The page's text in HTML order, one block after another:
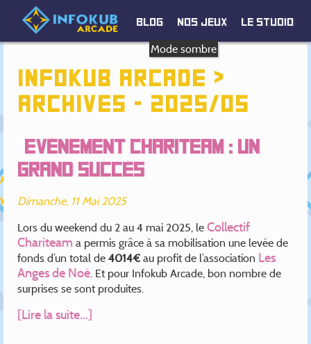
Blog Nos jeux Le studio
Mode sombre
Infokub Arcade >
Archives - 2025/05
Evènement Chariteam : un
grand succès
Dimanche, 11 Mai 2025
Lors du weekend du 2 au 4 mai 2025, le Collectif
Chariteam a permis grâce à sa mobilisation une levée de
fonds d’un total de 4014€ au profit de l’association Les
Anges de Noé. Et pour Infokub Arcade, bon nombre de
surprises se sont produites.
[Lire la suite...]